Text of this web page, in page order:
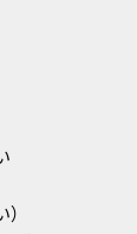
）